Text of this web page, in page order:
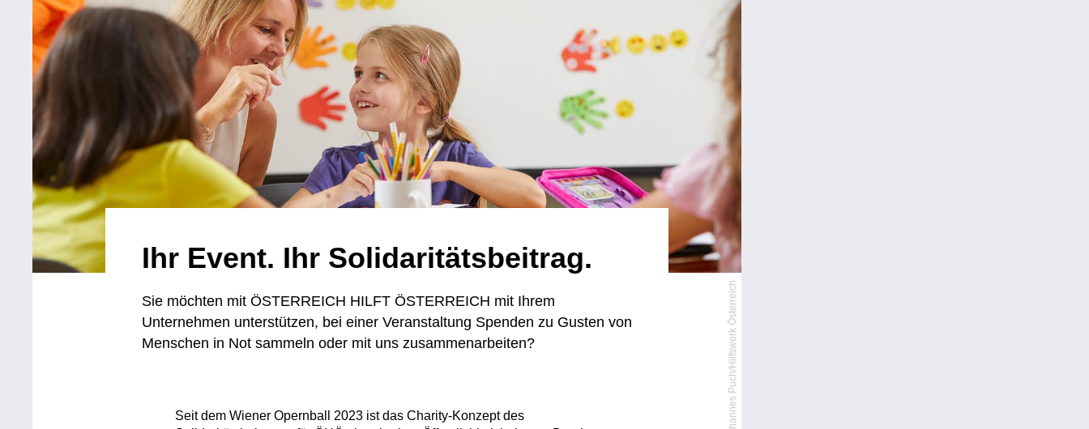
Johannes Puch/Hilfswerk Österreich
Ihr Event. Ihr Solidaritätsbeitrag.
Sie möchten mit ÖSTERREICH HILFT ÖSTERREICH mit Ihrem
Unternehmen unterstützen, bei einer Veranstaltung Spenden zu Gusten von
Menschen in Not sammeln oder mit uns zusammenarbeiten?
Seit dem Wiener Opernball 2023 ist das Charity-Konzept des